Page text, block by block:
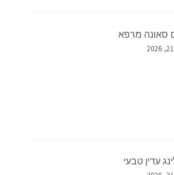
סאונה מרפא
עדין טבעי